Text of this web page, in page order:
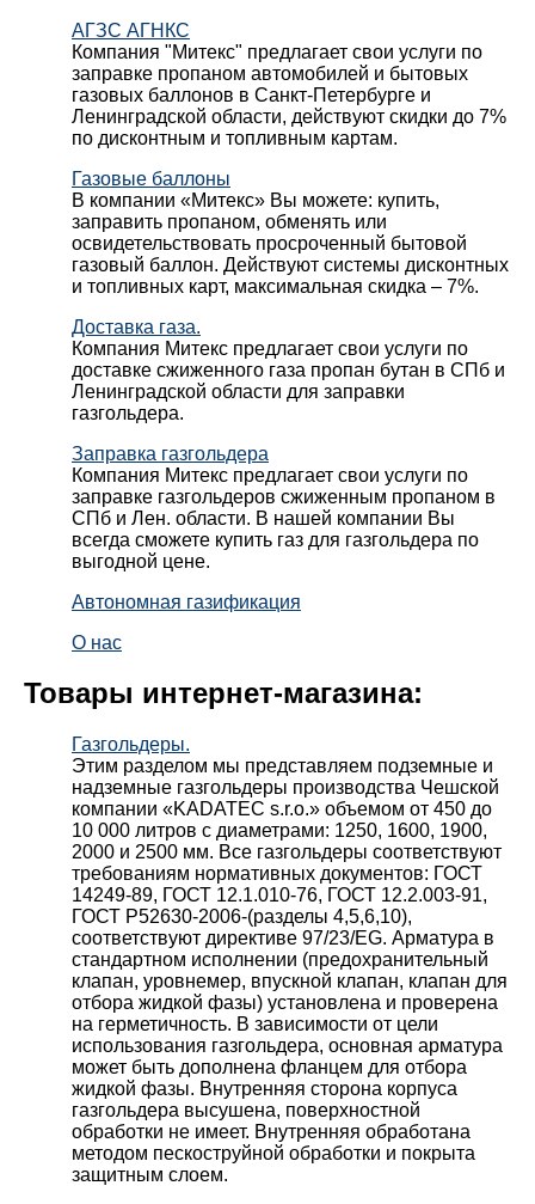
АГЗС АГНКС
Компания "Митекс" предлагает свои услуги по
заправке пропаном автомобилей и бытовых
газовых баллонов в Санкт-Петербурге и
Ленинградской области, действуют скидки до 7%
по дисконтным и топливным картам.
Газовые баллоны
В компании «Митекс» Вы можете: купить,
заправить пропаном, обменять или
освидетельствовать просроченный бытовой
газовый баллон. Действуют системы дисконтных
и топливных карт, максимальная скидка – 7%.
Доставка газа.
Компания Митекс предлагает свои услуги по
доставке сжиженного газа пропан бутан в СПб и
Ленинградской области для заправки
газгольдера.
Заправка газгольдера
Компания Митекс предлагает свои услуги по
заправке газгольдеров сжиженным пропаном в
СПб и Лен. области. В нашей компании Вы
всегда сможете купить газ для газгольдера по
выгодной цене.
Автономная газификация
О нас
Товары интернет-магазина:
Газгольдеры.
Этим разделом мы представляем подземные и
надземные газгольдеры производства Чешской
компании «KADATEC s.r.o.» объемом от 450 до
10 000 литров с диаметрами: 1250, 1600, 1900,
2000 и 2500 мм. Все газгольдеры соответствуют
требованиям нормативных документов: ГОСТ
14249-89, ГОСТ 12.1.010-76, ГОСТ 12.2.003-91,
ГОСТ Р52630-2006-(разделы 4,5,6,10),
соответствуют директиве 97/23/EG. Арматура в
стандартном исполнении (предохранительный
клапан, уровнемер, впускной клапан, клапан для
отбора жидкой фазы) установлена и проверена
на герметичность. В зависимости от цели
использования газгольдера, основная арматура
может быть дополнена фланцем для отбора
жидкой фазы. Внутренняя сторона корпуса
газгольдера высушена, поверхностной
обработки не имеет. Внутренняя обработана
методом пескоструйной обработки и покрыта
защитным слоем.